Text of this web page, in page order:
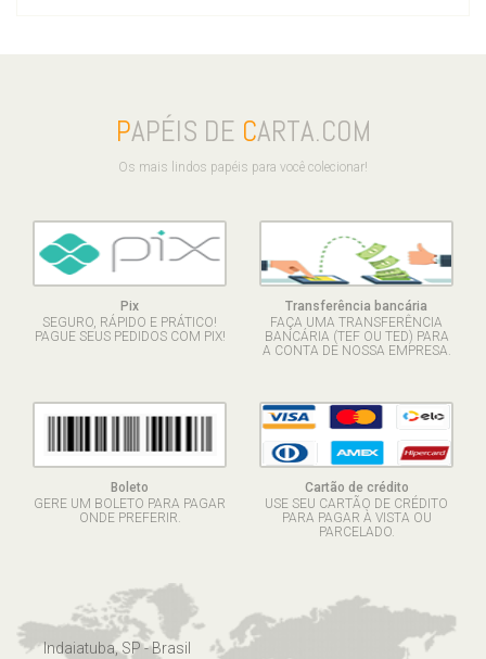
PAPÉIS DE CARTA.COM
Os mais lindos papéis para você colecionar!
Pix
SEGURO, RÁPIDO E PRÁTICO!
PAGUE SEUS PEDIDOS COM PIX!
Transferência bancária
FAÇA UMA TRANSFERÊNCIA
BANCÁRIA (TEF OU TED) PARA
A CONTA DE NOSSA EMPRESA.
Boleto
GERE UM BOLETO PARA PAGAR
ONDE PREFERIR.
Cartão de crédito
USE SEU CARTÃO DE CRÉDITO
PARA PAGAR À VISTA OU
PARCELADO.
Indaiatuba, SP - Brasil